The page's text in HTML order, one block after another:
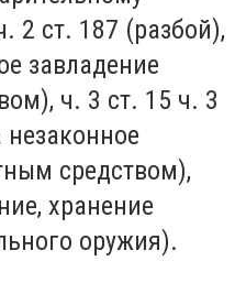
2 ст. 187 (разбой),
завладение
ч. 3 ст. 15 ч. 3
средством),
хранение
оружия).